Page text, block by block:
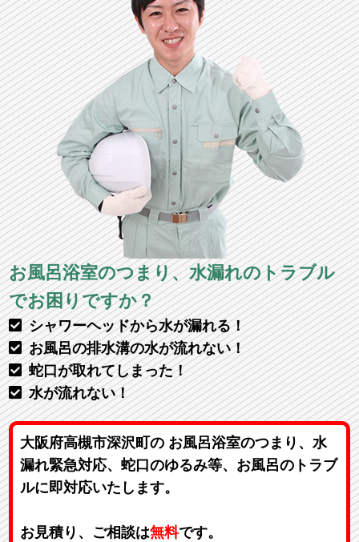
お風呂浴室のつまり、水漏れのトラブル
でお困りですか？
シャワーヘッドから水が漏れる！
お風呂の排水溝の水が流れない！
蛇口が取れてしまった！
水が流れない！
大阪府高槻市深沢町の お風呂浴室のつまり、水
漏れ緊急対応、蛇口のゆるみ等、お風呂のトラブ
ルに即対応いたします。
お見積り、ご相談は無料です。